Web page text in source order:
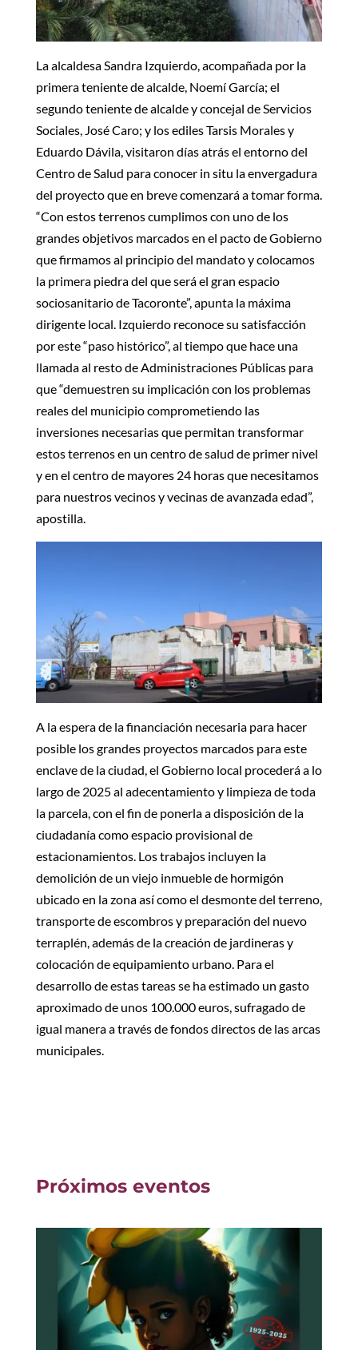
La alcaldesa Sandra Izquierdo, acompañada por la
primera teniente de alcalde, Noemí García; el
segundo teniente de alcalde y concejal de Servicios
Sociales, José Caro; y los ediles Tarsis Morales y
Eduardo Dávila, visitaron días atrás el entorno del
Centro de Salud para conocer in situ la envergadura
del proyecto que en breve comenzará a tomar forma.
“Con estos terrenos cumplimos con uno de los
grandes objetivos marcados en el pacto de Gobierno
que firmamos al principio del mandato y colocamos
la primera piedra del que será el gran espacio
sociosanitario de Tacoronte”, apunta la máxima
dirigente local. Izquierdo reconoce su satisfacción
por este “paso histórico”, al tiempo que hace una
llamada al resto de Administraciones Públicas para
que “demuestren su implicación con los problemas
reales del municipio comprometiendo las
inversiones necesarias que permitan transformar
estos terrenos en un centro de salud de primer nivel
y en el centro de mayores 24 horas que necesitamos
para nuestros vecinos y vecinas de avanzada edad”,
apostilla.
A la espera de la financiación necesaria para hacer
posible los grandes proyectos marcados para este
enclave de la ciudad, el Gobierno local procederá a lo
largo de 2025 al adecentamiento y limpieza de toda
la parcela, con el fin de ponerla a disposición de la
ciudadanía como espacio provisional de
estacionamientos. Los trabajos incluyen la
demolición de un viejo inmueble de hormigón
ubicado en la zona así como el desmonte del terreno,
transporte de escombros y preparación del nuevo
terraplén, además de la creación de jardineras y
colocación de equipamiento urbano. Para el
desarrollo de estas tareas se ha estimado un gasto
aproximado de unos 100.000 euros, sufragado de
igual manera a través de fondos directos de las arcas
municipales.
Próximos eventos